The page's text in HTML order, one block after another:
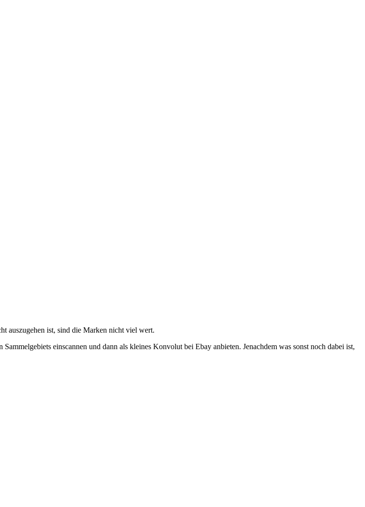
auszugehen ist, sind die Marken nicht viel wert.
einscannen und dann als kleines Konvolut bei Ebay anbieten. Jenachdem was sonst noch dabei ist,